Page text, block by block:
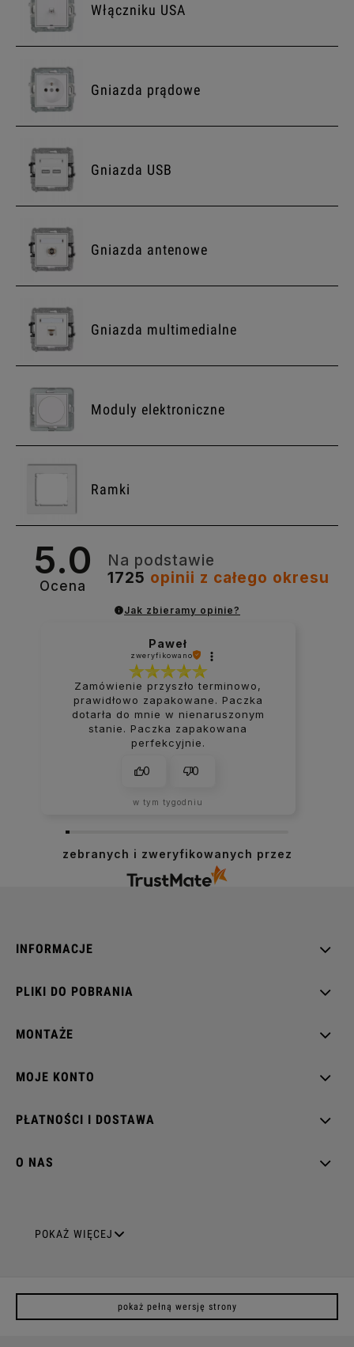
Włączniku USA
Gniazda prądowe
Gniazda USB
Gniazda antenowe
Gniazda multimedialne
Moduly elektroniczne
Ramki
5.0
Ocena
Na podstawie
1725 opinii z całego okresu
Jak zbieramy opinie?
Paweł
zweryfikowano
Zamówienie przyszło terminowo,
prawidłowo zapakowane. Paczka
dotarła do mnie w nienaruszonym
stanie. Paczka zapakowana
perfekcyjnie.
0 0
w tym tygodniu
zebranych i zweryfikowanych przez
INFORMACJE
PLIKI DO POBRANIA
MONTAŻE
MOJE KONTO
PŁATNOŚCI I DOSTAWA
O NAS
GNIAZDA ELEKTRYCZNE
Gniazda podwójne z uziemieniem
POKAŻ WIĘCEJ
pokaż pełną wersję strony